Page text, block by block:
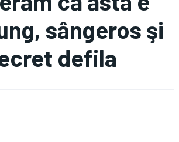
sângeros şi
defila